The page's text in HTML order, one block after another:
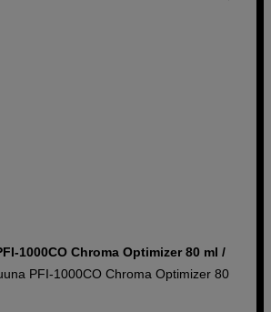
1000CO Chroma Optimizer 80 ml /
PFI-1000CO Chroma Optimizer 80